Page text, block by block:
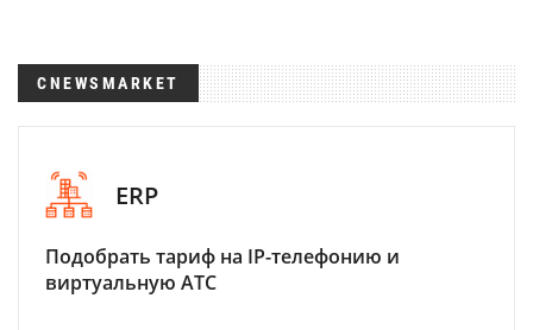
CNEWSMARKET
ERP
Подобрать тариф на IP-телефонию и
виртуальную АТС